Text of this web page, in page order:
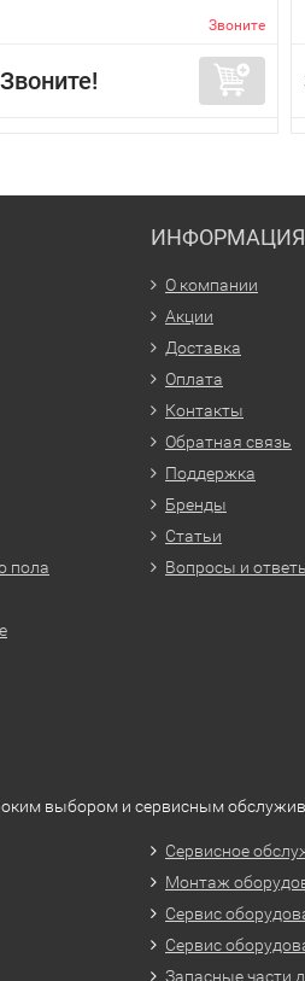
Звоните
Звоните!
пола
ИНФОРМАЦИЯ
О компании
Акции
Доставка
Оплата
Контакты
Обратная связь
Поддержка
Бренды
Статьи
Вопросы и
выбором и сервисным
Сервисное
Монтаж
Сервис
Сервис
Запасные части